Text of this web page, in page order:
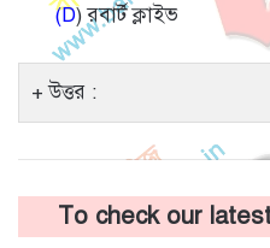
(D) রবার্ট ক্লাইভ
উত্তর :
To check our